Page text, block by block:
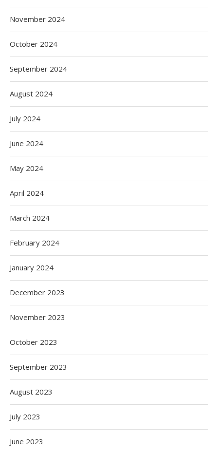
November 2024
October 2024
September 2024
August 2024
July 2024
June 2024
May 2024
April 2024
March 2024
February 2024
January 2024
December 2023
November 2023
October 2023
September 2023
August 2023
July 2023
June 2023